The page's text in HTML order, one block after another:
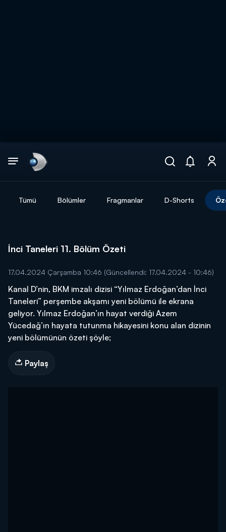
Tümü Bölümler Fragmanlar D-Shorts
İnci Taneleri 11. Bölüm Özeti
17.04.2024 Çarşamba 10:46 (Güncellendi: 17.04.2024 - 10:46)
Kanal D’nin, BKM imzalı dizisi “Yılmaz Erdoğan’dan İnci
Taneleri” perşembe akşamı yeni bölümü ile ekrana
geliyor. Yılmaz Erdoğan’ın hayat verdiği Azem
Yücedağ’ın hayata tutunma hikayesini konu alan dizinin
yeni bölümünün özeti şöyle;
Paylaş